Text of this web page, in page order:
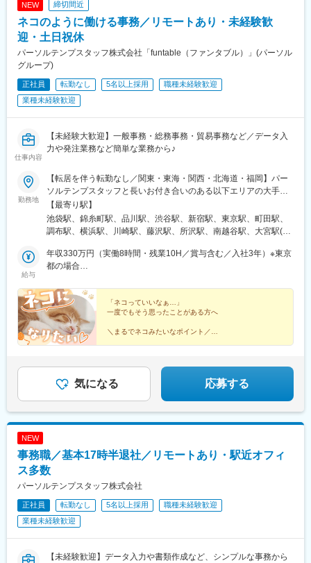
駅(京都府)、神戸三宮駅(阪急・神戸高速)、三ノ宮駅、六甲駅、須
磨駅、山陽姫路駅、出屋敷駅、さくら夙川駅、芦屋川駅、山陽明
石駅、伊丹駅(福知山線)、宝塚南口駅、川西池田駅、三田本町駅、
島ノ関駅、新八日市駅、水口駅、近鉄名古屋駅、久屋大通駅、千
種駅、荒畑駅、瑞穂区役所駅、西高蔵駅、東海通駅、笠寺駅、本
郷駅(愛知県)、原駅(愛知県)、駅前大通駅、名鉄一宮駅、半田駅、
豊川稲荷駅、あすなろう四日市駅、伊勢市駅、桑名駅、志摩横山
駅、西大手駅、新静岡駅、新清水駅、新浜松駅、三島広小路駅、
名鉄岐阜駅、市民公園前駅、関駅(岐阜県)、新高島駅、神奈川駅、
駅、東飯能駅、二重橋前駅、築地市場駅、六本木一丁目駅、春日
駅(東京都)、上野広小路駅、浅草駅、亀戸水神駅、大崎広小路駅、
駅、青葉通一番町駅、千葉駅、市役所前駅(長野県)、金沢駅、オー
クスカナルパークホテル富山前、胡町駅、岡山駅前駅、高松築港
駅、辛島町駅、天神駅、箱崎駅、祇園駅(福岡県)、笹原駅、室見
駅、天満駅、東新宿駅、長堀橋駅、高島町駅、大阪駅、なんば駅
(南海線)、四天王寺前夕陽ケ丘駅、野田駅(阪神線)、白鷺駅、河内
計前駅、神戸三宮駅(阪神)、新在家駅、須磨寺駅、香櫨園駅、芦屋
駅(阪神線)、西新町駅、上栄町駅、栄町駅(愛知県)、新豊橋駅、西
道駅、武蔵溝ノ口駅、川越市駅、蒲生駅、京橋駅(東京都)、東銀座
駅、麻布十番駅、後楽園駅、御徒町駅、とうきょうスカイツリー
駅、五反田駅、松陰神社前駅、西日暮里駅(舎人ライナー)、あおば
通駅、新千葉駅、富山駅、立町駅、西川緑道公園駅、西辛島町
駅、西鉄福岡駅
NEW 締切間近
ネコのように働ける事務／リモートあり・未経験歓
迎・土日祝休
パーソルテンプスタッフ株式会社「funtable（ファンタブル）」(パーソル
グループ)
正社員 転勤なし 5名以上採用
職種未経験歓迎
業種未経験歓迎
仕事内容
【未経験大歓迎】一般事務・総務事務・貿易事務など／データ入
力や発注業務など簡単な業務から♪
勤務地
【転居を伴う転勤なし／関東・東海・関西・北海道・福岡】パー
ソルテンプスタッフと長いお付き合いのある以下エリアの大手・
優良企業に配属＜関東＞東京都・神奈川県・埼玉県・千葉県・茨
城県（つくば市内）・栃木県（宇都宮市内）＜東海＞岐阜県・静
岡県・愛知県・三重県＜関西＞大阪府・京都府・兵庫県・滋賀県
中央区）☆駅近のオフィスがほとんどなので、通勤も便利です☆
お住まいの地域や希望を考慮します☆配属先の企業により、在宅
限なし／当社規定に基づく）☆受動喫煙対策：原則あり（勤務先
に従う）
【最寄り駅】
池袋駅、錦糸町駅、品川駅、渋谷駅、新宿駅、東京駅、町田駅、
調布駅、横浜駅、川崎駅、藤沢駅、所沢駅、南越谷駅、大宮駅(埼
駅、宇都宮駅、岐阜駅、沼津駅、浜松駅、静岡駅、刈谷駅、小牧
駅、知多半田駅、豊橋駅、豊田市駅、栄駅(愛知県)、近鉄四日市
駅(阪神)、姫路駅、草津駅(滋賀県)、札幌駅、祇園駅(福岡県)、天
神南駅、北品川駅、南新宿駅、大手町駅(東京都)、布田駅、新高島
駅、京急川崎駅、石上駅、新越谷駅、京成成田駅、京成西船駅、
京成千葉駅、名鉄岐阜駅、第一通り駅、新静岡駅、半田駅、駅前
駅、新豊田駅、栄町駅(愛知県)、あすなろう四日市駅、四条駅(京
駅、櫛田神社前駅、天神駅、高輪ゲートウェイ駅、代々木駅、二
重橋前駅、神奈川駅、栄町駅(千葉県)、新浜松駅、新豊橋駅、矢場
給与
年収330万円（実働8時間・残業10H／賞与含む／入社3年）※東京
都の場合
府の場合
「ネコっていいなぁ…」
一度でもそう思ったことがある方へ
＼まるでネコみたいなポイント／
気になる 応募する
NEW
事務職／基本17時半退社／リモートあり・駅近オフィ
ス多数
パーソルテンプスタッフ株式会社
正社員 転勤なし 5名以上採用
職種未経験歓迎
業種未経験歓迎
【未経験歓迎】データ入力や書類作成など、シンプルな事務から